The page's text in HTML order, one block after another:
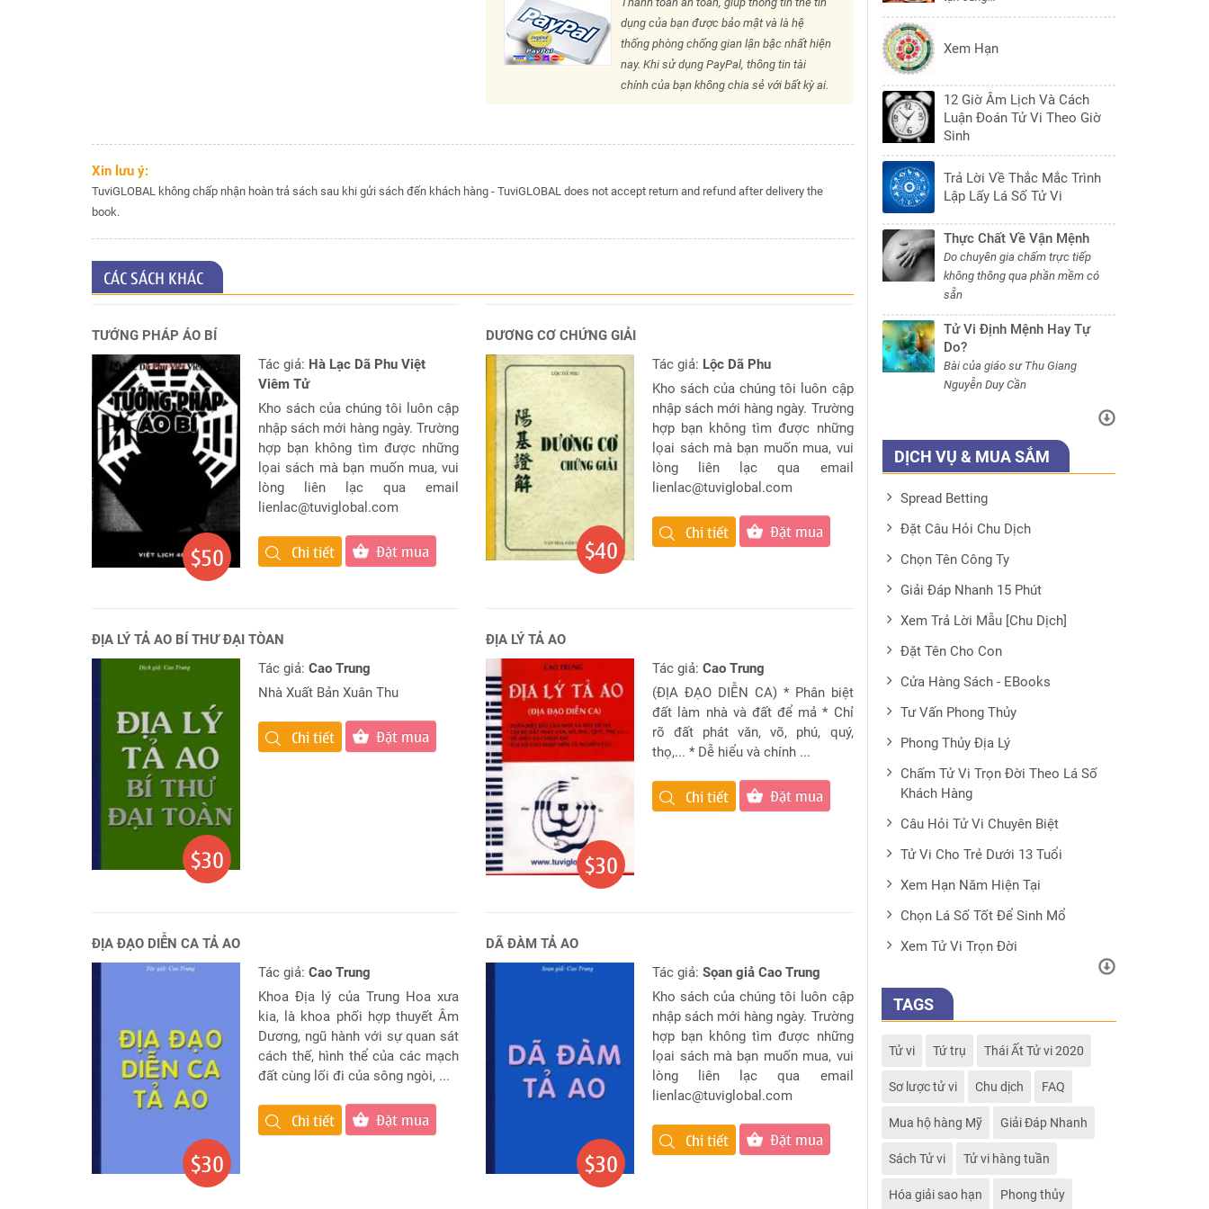
dụng của bạn được bảo mật và là hệ
thống phòng chống gian lận bậc nhất hiện
nay. Khi sử dụng PayPal, thông tin tài
chính của bạn không chia sẻ với bất kỳ ai.
Xin lưu ý:
TuviGLOBAL không chấp nhận hoàn trả sách sau khi gửi sách đến khách hàng - TuviGLOBAL does not accept return and refund after delivery the
book.
CÁC SÁCH KHÁC
TƯỚNG PHÁP ÁO BÍ
$50
Tác giả: Hà Lạc Dã Phu Việt
Viêm Tử
Kho sách của chúng tôi luôn cập
nhập sách mới hàng ngày. Trường
hợp bạn không tìm được những
lọai sách mà bạn muốn mua, vui
lòng liên lạc qua email
lienlac@tuviglobal.com
Chi tiết Đặt mua
DƯƠNG CƠ CHỨNG GIẢI
$40
Tác giả: Lộc Dã Phu
Kho sách của chúng tôi luôn cập
nhập sách mới hàng ngày. Trường
hợp bạn không tìm được những
lọai sách mà bạn muốn mua, vui
lòng liên lạc qua email
lienlac@tuviglobal.com
Chi tiết Đặt mua
ĐỊA LÝ TẢ AO BÍ THƯ ĐẠI TÒAN
$30
Tác giả: Cao Trung
Nhà Xuất Bản Xuân Thu
Chi tiết Đặt mua
ĐỊA LÝ TẢ AO
$30
Tác giả:Cao Trung
(ĐỊA ĐẠO DIỄN CA) * Phân biệt
đất làm nhà và đất để mả * Chỉ
rõ đất phát văn, võ, phú, quý,
thọ,... * Dễ hiểu và chính ...
Chi tiết Đặt mua
ĐỊA ĐẠO DIỄN CA TẢ AO
$30
Tác giả: Cao Trung
Khoa Địa lý của Trung Hoa xưa
kia, là khoa phối hợp thuyết Âm
Dương, ngũ hành với sự quan sát
cách thế, hình thể của các mạch
đất cùng lối đi của sông ngòi, ...
Chi tiết Đặt mua
DÃ ĐÀM TẢ AO
$30
Tác giả:Sọan giả Cao Trung
Kho sách của chúng tôi luôn cập
nhập sách mới hàng ngày. Trường
hợp bạn không tìm được những
lọai sách mà bạn muốn mua, vui
lòng liên lạc qua email
lienlac@tuviglobal.com
Chi tiết Đặt mua
Xem Hạn
12 Giờ Âm Lịch Và Cách
Luận Đoán Tử Vi Theo Giờ
Sinh
Trả Lời Về Thắc Mắc Trình
Lập Lấy Lá Số Tử Vi
Thực Chất Về Vận Mệnh
Do chuyên gia chấm trực tiếp
không thông qua phần mềm có
sẵn
Tử Vi Định Mệnh Hay Tự
Do?
Bài của giáo sư Thu Giang
Nguyễn Duy Cần
DỊCH VỤ & MUA SẮM
Spread Betting
Đặt Câu Hỏi Chu Dịch
Chọn Tên Công Ty
Giải Đáp Nhanh 15 Phút
Xem Trả Lời Mẫu [Chu Dịch]
Đặt Tên Cho Con
Cửa Hàng Sách - EBooks
Tư Vấn Phong Thủy
Phong Thủy Địa Lý
Chấm Tử Vi Trọn Đời Theo Lá Số
Khách Hàng
Câu Hỏi Tử Vi Chuyên Biệt
Tử Vi Cho Trẻ Dưới 13 Tuổi
Xem Hạn Năm Hiện Tại
Chọn Lá Số Tốt Để Sinh Mổ
Xem Tử Vi Trọn Đời
TAGS
Tử vi Tứ trụ Thái Ất Tử vi 2020
Sơ lược tử vi Chu dịch FAQ
Mua hộ hàng Mỹ Giải Đáp Nhanh
Sách Tử vi Tử vi hàng tuần
Hóa giải sao hạn Phong thủy